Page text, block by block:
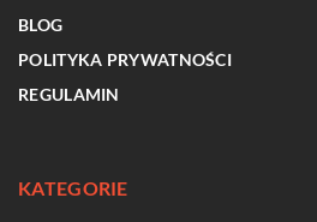
BLOG
POLITYKA PRYWATNOŚCI
REGULAMIN
KATEGORIE